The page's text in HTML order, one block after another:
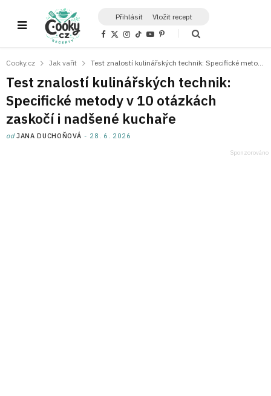
Přihlásit Vložit recept
F
b
o
k
X
i
t
e
r
)
I
a
r
a
m
T
o
Y
u
e
P
e
e
s
t
Cooky.cz Jak vařit
Test znalostí kulinářských technik:
Specifické metody v 10 otázkách
zaskočí i nadšené kuchaře
odJANA DUCHOŇOVÁ 28. 6. 2026